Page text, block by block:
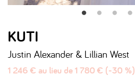
KUTI
Justin Alexander & Lillian West
1 246 € au lieu de 1 780 € (-30 %)